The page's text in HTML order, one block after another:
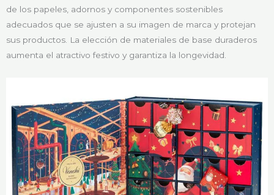
de los papeles, adornos y componentes sostenibles
adecuados que se ajusten a su imagen de marca y protejan
sus productos. La elección de materiales de base duraderos
aumenta el atractivo festivo y garantiza la longevidad.